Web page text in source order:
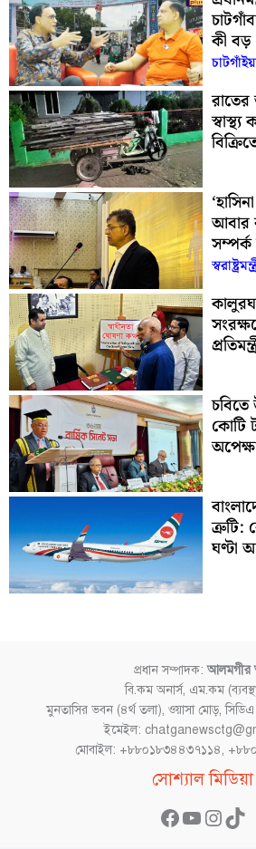
কী বড়
রাতের
স্বাস্থ্য
আবার
সম্পর্ক
চবিতে
কোটি
ত্রুটি:
ঘণ্টা
প্রধান সম্পাদক:আলমগীর
বি.কম অনার্স, এম.কম
মুনতাসির ভবন (৪র্থ তলা), ওয়াসা মোড়, সিডিএ
ইমেইল:
মোবাইল: +৮৮০১৮৩৪৪৩৭১১৪,
সোশ্যাল মিডিয়া
Facebook
YouTube